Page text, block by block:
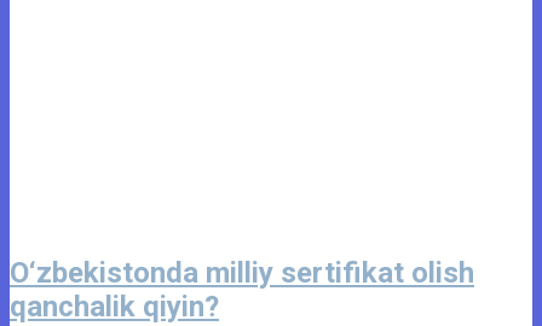
O‘zbekistonda milliy sertifikat olish
qanchalik qiyin?